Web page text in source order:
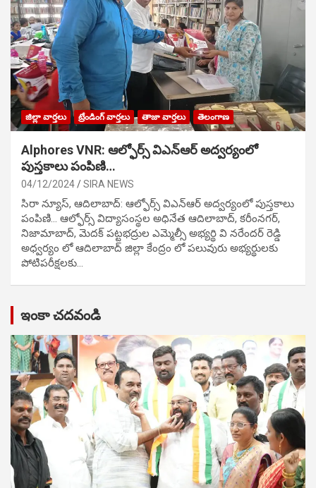
జిల్లా వార్తలు ట్రేండింగ్ వార్తలు తాజా వార్తలు తెలంగాణ
Alphores VNR: ఆల్ఫోర్స్ విఎన్ఆర్ అద్వర్యంలో
పుస్తకాలు పంపిణి…
04/12/2024 SIRA NEWS
సిరా న్యూస్, ఆదిలాబాద్: ఆల్ఫోర్స్ విఎన్ఆర్ అద్వర్యంలో పుస్తకాలు
పంపిణి… ఆల్ఫోర్స్ విద్యాసంస్థల అధినేత ఆదిలాబాద్, కరీంనగర్,
నిజామాబాద్, మెదక్ పట్టభద్రుల ఎమ్మెల్సీ అభ్యర్థి వి నరేందర్ రెడ్డి
అధ్వర్యం లో ఆదిలాబాద్ జిల్లా కేంద్రం లో పలువురు అభ్యర్థులకు
పోటిప‌రీక్ష‌ల‌కు…
ఇంకా చదవండి